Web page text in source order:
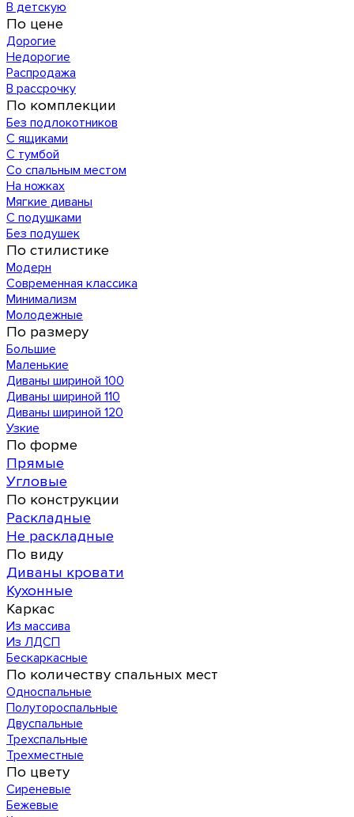
В детскую
По цене
Дорогие
Недорогие
Распродажа
В рассрочку
По комплекции
Без подлокотников
С ящиками
С тумбой
Со спальным местом
На ножках
Мягкие диваны
С подушками
Без подушек
По стилистике
Модерн
Современная классика
Минимализм
Молодежные
По размеру
Большие
Маленькие
Диваны шириной 100
Диваны шириной 110
Диваны шириной 120
Узкие
По форме
Прямые
Угловые
По конструкции
Раскладные
Не раскладные
По виду
Диваны кровати
Кухонные
Каркас
Из массива
Из ЛДСП
Бескаркасные
По количеству спальных мест
Односпальные
Полутороспальные
Двуспальные
Трехспальные
Трехместные
По цвету
Сиреневые
Бежевые